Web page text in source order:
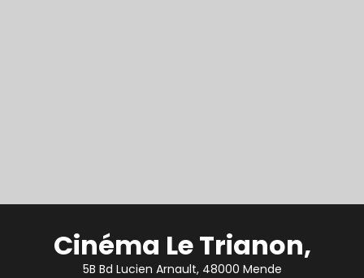
Cinéma Le Trianon,
5B Bd Lucien Arnault, 48000 Mende